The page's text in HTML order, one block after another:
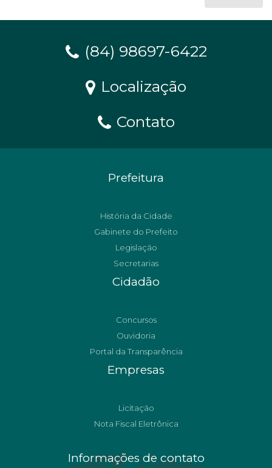
(84) 98697-6422
Localização
Contato
Prefeitura
História da Cidade
Gabinete do Prefeito
Legislação
Secretarias
Cidadão
Concursos
Ouvidoria
Portal da Transparência
Empresas
Licitação
Nota Fiscal Eletrônica
Informações de contato